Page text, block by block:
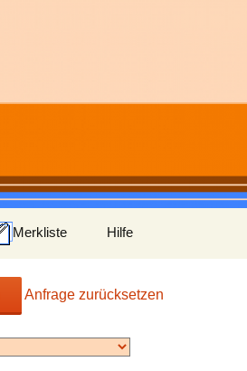
Merkliste Hilfe
Anfrage zurücksetzen